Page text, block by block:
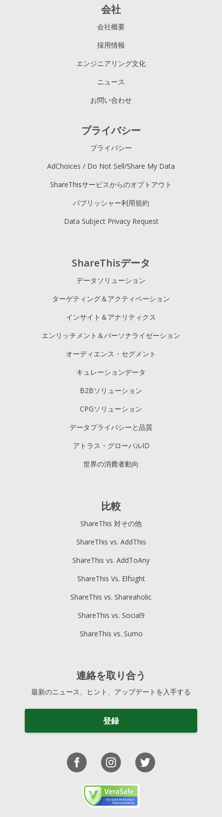
ShareThisデータ
データソリューション
ターゲティング＆アクティベーション
インサイト＆アナリティクス
エンリッチメント＆パーソナライゼーション
オーディエンス・セグメント
キュレーションデータ
B2Bソリューション
CPGソリューション
データプライバシーと品質
アトラス・グローバルID
世界の消費者動向
会社
会社概要
採用情報
エンジニアリング文化
ニュース
お問い合わせ
プライバシー
プライバシー
AdChoices / Do Not Sell/Share My Data
ShareThisサービスからのオプトアウト
パブリッシャー利用規約
Data Subject Privacy Request
比較
ShareThis 対その他
ShareThis vs. AddThis
ShareThis vs. AddToAny
ShareThis Vs. Elfsight
ShareThis vs. Shareaholic
ShareThis vs. Social9
ShareThis vs. Sumo
連絡を取り合う
最新のニュース、ヒント、アップデートを入手する
登録